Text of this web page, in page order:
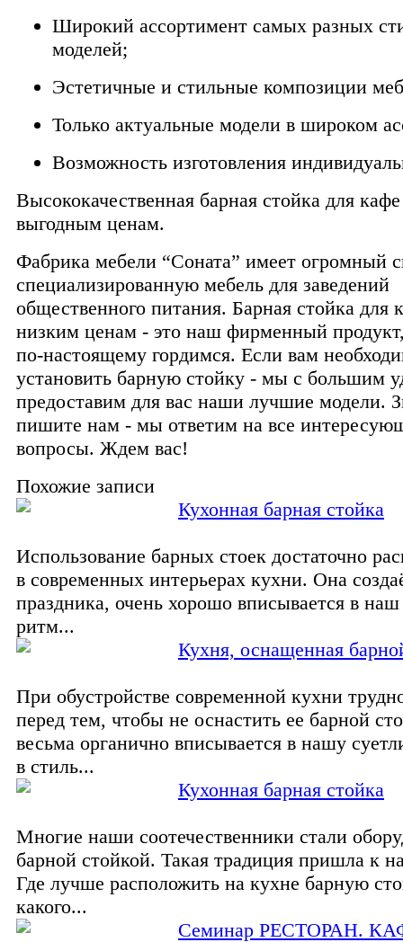
Широкий ассортимент самых разных
моделей;
Эстетичные и стильные композиции
Только актуальные модели в широком
Возможность изготовления
Высококачественная барная стойка для
выгодным ценам.
Фабрика мебели “Соната” имеет огромный
специализированную мебель для заведений
общественного питания. Барная стойка для
низким ценам - это наш фирменный
по-настоящему гордимся. Если вам
установить барную стойку - мы с большим
предоставим для вас наши лучшие модели.
пишите нам - мы ответим на все
вопросы. Ждем вас!
Похожие записи
Кухонная барная стойка
Использование барных стоек достаточно
в современных интерьерах кухни. Она
праздника, очень хорошо вписывается в
ритм...
Кухня, оснащенная
При обустройстве современной кухни
перед тем, чтобы не оснастить ее барной
весьма органично вписывается в нашу
в стиль...
Кухонная барная стойка
Многие наши соотечественники стали
барной стойкой. Такая традиция пришла к
Где лучше расположить на кухне барную
какого...
Семинар РЕСТОРАН.